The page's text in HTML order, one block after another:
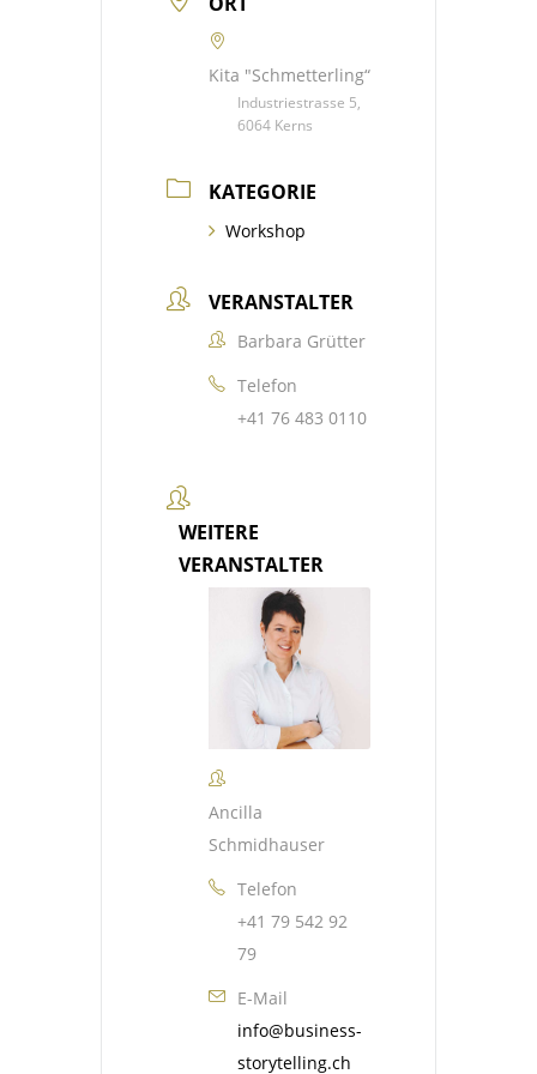
Kita "Schmetterling“
Industriestrasse 5,
6064 Kerns
KATEGORIE
Workshop
VERANSTALTER
Barbara Grütter
Telefon
+41 76 483 0110
WEITERE
VERANSTALTER
Ancilla
Schmidhauser
Telefon
+41 79 542 92
79
E-Mail
info@business-
storytelling.ch